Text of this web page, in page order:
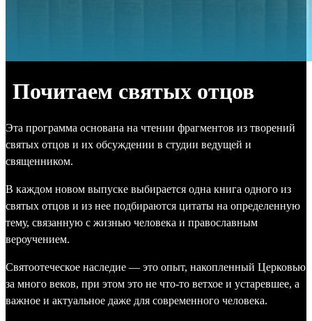
Почитаем святых отцов
Эта программа основана на чтении фрагментов из творений
святых отцов и их обсуждении в студии ведущей и
священником.
В каждом новом выпуске выбирается одна книга одного из
святых отцов и из нее подбираются цитаты на определенную
тему, связанную с жизнью человека и православным
вероучением.
Святоотеческое наследие — это опыт, накопленный Церковью
за много веков, при этом это не что-то ветхое и устаревшее, а
важное и актуальное даже для современного человека.